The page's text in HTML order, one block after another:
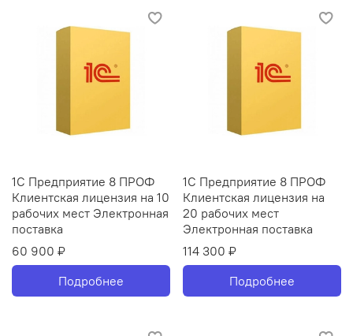
1С Предприятие 8 ПРОФ
Клиентская лицензия на 10
рабочих мест Электронная
поставка
60 900 ₽
Подробнее
1С Предприятие 8 ПРОФ
Клиентская лицензия на
20 рабочих мест
Электронная поставка
114 300 ₽
Подробнее